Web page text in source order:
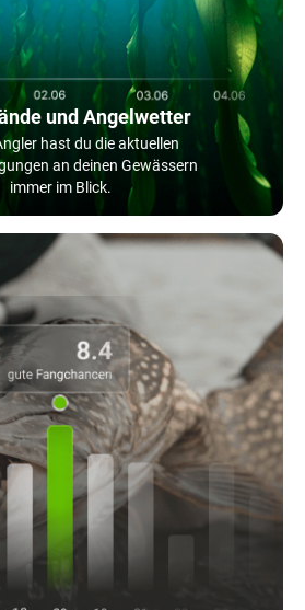
und Angelwetter
hast du die aktuellen
an deinen Gewässern
immer im Blick.